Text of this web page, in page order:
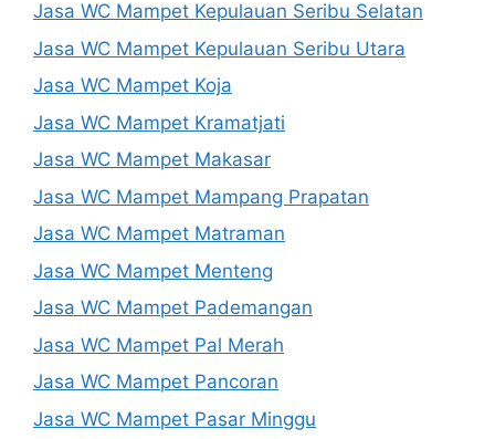
Jasa WC Mampet Kepulauan Seribu Selatan
Jasa WC Mampet Kepulauan Seribu Utara
Jasa WC Mampet Koja
Jasa WC Mampet Kramatjati
Jasa WC Mampet Makasar
Jasa WC Mampet Mampang Prapatan
Jasa WC Mampet Matraman
Jasa WC Mampet Menteng
Jasa WC Mampet Pademangan
Jasa WC Mampet Pal Merah
Jasa WC Mampet Pancoran
Jasa WC Mampet Pasar Minggu